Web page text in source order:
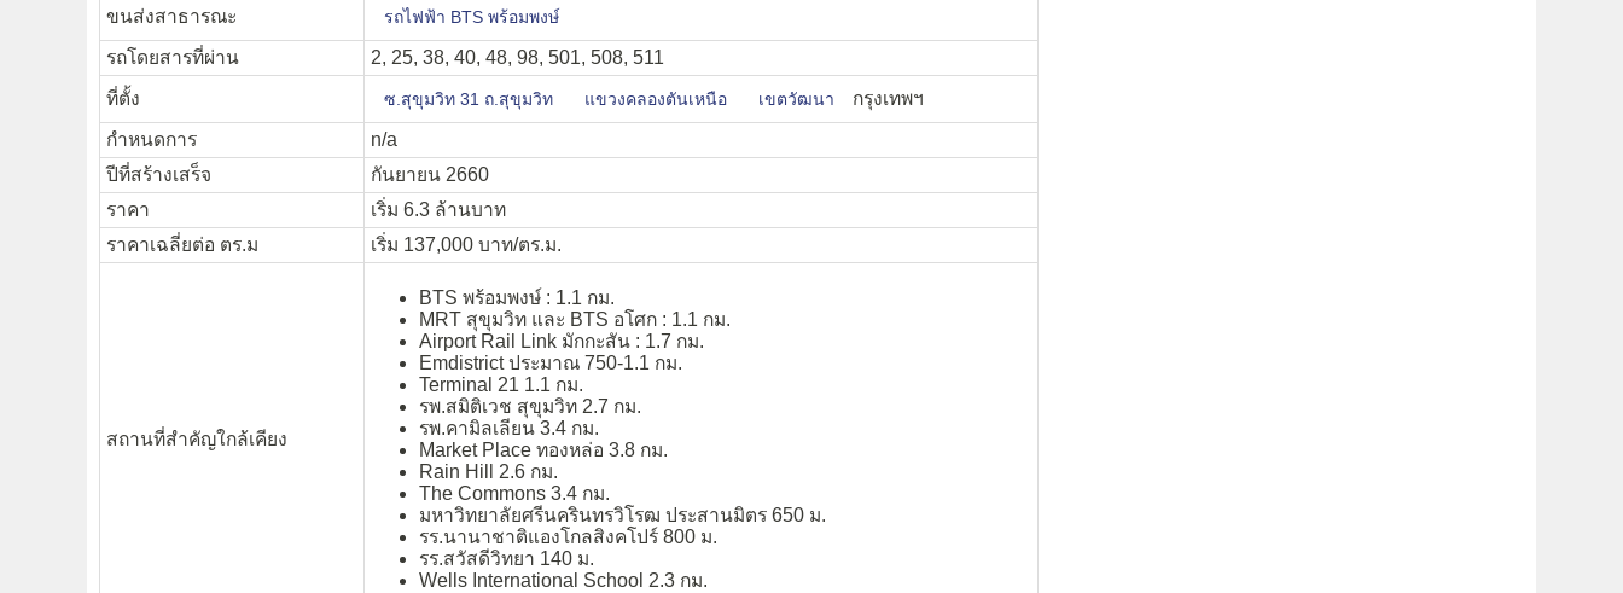
ขนส่งสาธารณะ รถไฟฟ้า BTS พร้อมพงษ์
รถโดยสารที่ผ่าน
2, 25, 38, 40, 48, 98, 501, 508, 511
ที่ตั้ง
ซ.สุขุมวิท 31 ถ.สุขุมวิท แขวงคลองตันเหนือ เขตวัฒนา
กรุงเทพฯ
กำหนดการ
n/a
ปีที่สร้างเสร็จ
กันยายน 2660
ราคา
เริ่ม 6.3 ล้านบาท
ราคาเฉลี่ยต่อ ตร.ม
เริ่ม 137,000 บาท/ตร.ม.
สถานที่สำคัญใกล้เคียง
BTS พร้อมพงษ์ : 1.1 กม.
MRT สุขุมวิท และ BTS อโศก : 1.1 กม.
Airport Rail Link มักกะสัน : 1.7 กม.
Emdistrict ประมาณ 750-1.1 กม.
Terminal 21 1.1 กม.
รพ.สมิติเวช สุขุมวิท 2.7 กม.
รพ.คามิลเลียน 3.4 กม.
Market Place ทองหล่อ 3.8 กม.
Rain Hill 2.6 กม.
The Commons 3.4 กม.
มหาวิทยาลัยศรีนครินทรวิโรฒ ประสานมิตร 650 ม.
รร.นานาชาติแองโกลสิงคโปร์ 800 ม.
รร.สวัสดีวิทยา 140 ม.
Wells International School 2.3 กม.